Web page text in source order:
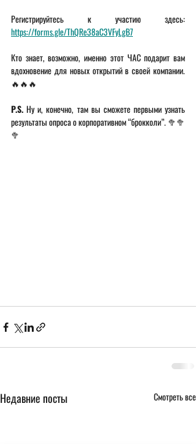
https://forms.gle/ThQRe38aC3VFyLgB7
Кто знает, возможно, именно этот ЧАС подарит вам
вдохновение для новых открытий в своей компании.
🔥🔥🔥
P.S. Ну и, конечно, там вы сможете первыми узнать
результаты опроса о корпоративном “брокколи”. 🥦🥦
🥦
Недавние посты Смотреть все